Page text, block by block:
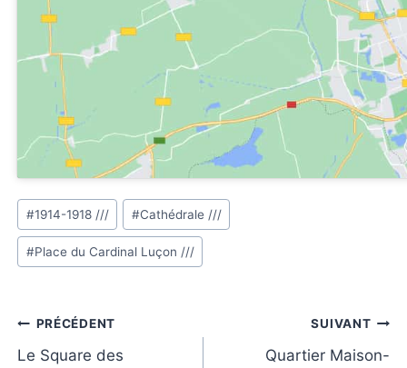
Étiquettes
de
la
#1914-1918 /// #Cathédrale ///
#Place du Cardinal Luçon ///
Navigation
de
PRÉCÉDENT
Le Square des
SUIVANT
Quartier Maison-